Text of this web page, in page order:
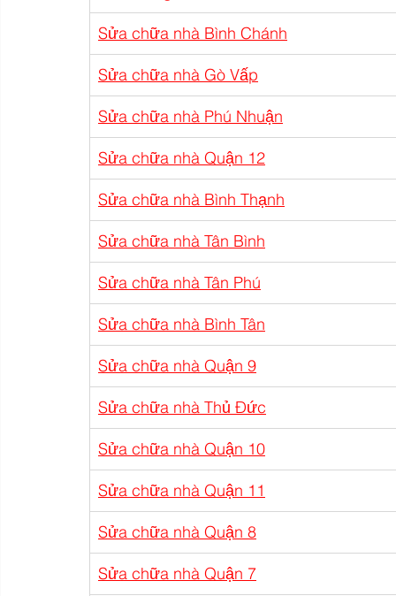
Sửa chữa nhà Bình Chánh
Sửa chữa nhà Gò Vấp
Sửa chữa nhà Phú Nhuận
Sửa chữa nhà Quận 12
Sửa chữa nhà Bình Thạnh
Sửa chữa nhà Tân Bình
Sửa chữa nhà Tân Phú
Sửa chữa nhà Bình Tân
Sửa chữa nhà Quận 9
Sửa chữa nhà Thủ Đức
Sửa chữa nhà Quận 10
Sửa chữa nhà Quận 11
Sửa chữa nhà Quận 8
Sửa chữa nhà Quận 7